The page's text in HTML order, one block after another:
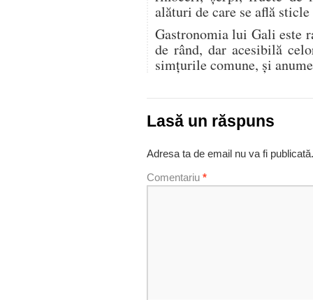
alături de care se află
Gastronomia lui Gali este
de rând, dar acesibilă
simțurile comune, și
Lasă un răspuns
Adresa ta de email nu va fi publicată.
Comentariu *